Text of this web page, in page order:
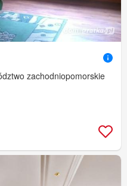
zachodniopomorskie